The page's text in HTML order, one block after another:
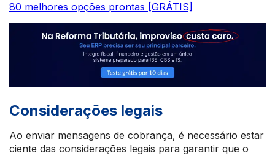
80 melhores opções prontas [GRÁTIS]
Considerações legais
Ao enviar mensagens de cobrança, é necessário estar
ciente das considerações legais para garantir que o